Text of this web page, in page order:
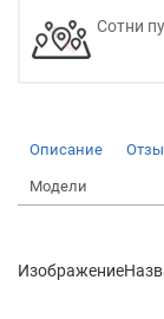
Сотни
Описание
Модели
Изображение